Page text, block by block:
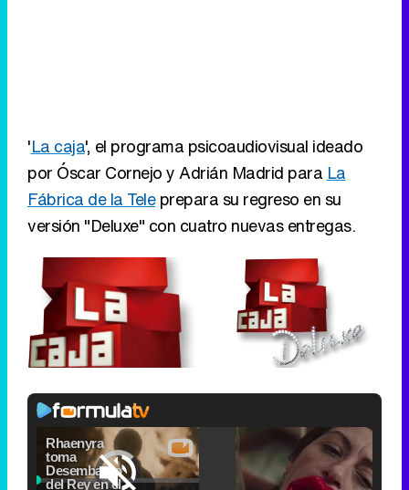
'La caja', el programa psicoaudiovisual ideado
por Óscar Cornejo y Adrián Madrid para La
Fábrica de la Teleprepara su regreso en su
versión "Deluxe" con cuatro nuevas entregas.
Video
Player
is
loading.
Loaded: